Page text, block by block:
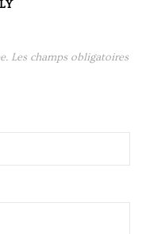
Les champs obligatoires